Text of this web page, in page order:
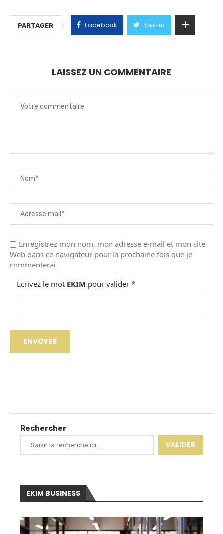
PARTAGER Facebook Twitter
LAISSEZ UN COMMENTAIRE
Enregistrez mon nom, mon adresse e-mail et mon site
Web dans ce navigateur pour la prochaine fois que je
commenterai.
Ecrivez le mot EKIM pour valider *
Rechercher
VALIDER
EKIM BUSINESS